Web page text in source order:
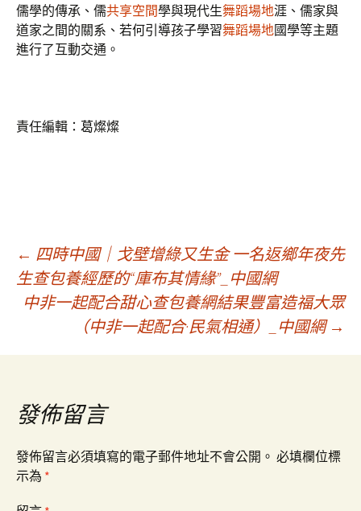
儒學的傳承、儒共享空間學與現代生舞蹈場地涯、儒家與
道家之間的關系、若何引導孩子學習舞蹈場地國學等主題
進行了互動交通。
責任編輯：葛燦燦
文
章
導
覽
← 四時中國｜戈壁增綠又生金 一名返鄉年夜先
生查包養經歷的“庫布其情緣”_中國網
中非一起配合甜心查包養網結果豐富造福大眾
（中非一起配合·民氣相通）_中國網 →
發佈留言
發佈留言必須填寫的電子郵件地址不會公開。 必填欄位標
示為 *